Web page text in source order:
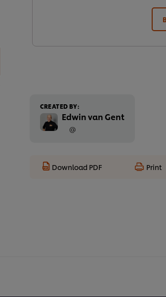
CREATED BY:
Edwin van Gent
@
Download PDF Print